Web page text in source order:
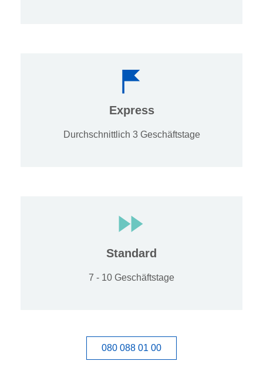
Express
Durchschnittlich 3 Geschäftstage
Standard
7 - 10 Geschäftstage
080 088 01 00